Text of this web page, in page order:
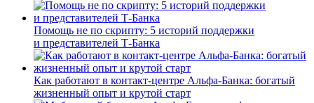
Помощь не по скрипту: 5 историй поддержки
и представителей Т-Банка
Как работают в контакт-центре Альфа-Банка: богатый
жизненный опыт и крутой старт